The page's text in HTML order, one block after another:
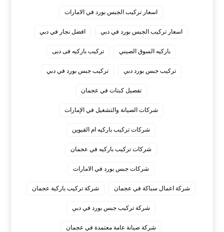
اسعار تركيب الجبس بورد في الامارات
اسعار تركيب الجبس بورد في دبي افضل نجار في دبي
باركيه السوق الصيني تركيب باركيه فى دبى
تركيب جبس بورد دبي تركيب جبس بورد في دبي
تفصيل كبتات في عجمان
شركات الصيانة والتشغيل في الإمارات
شركات تركيب باركيه ام القيوين
شركات تركيب باركيه في عجمان
شركات جبس بورد في الامارات
شركة اعمال سباكة في عجمان شركة تركيب باركية عجمان
شركة تركيب جبس بورد في دبي
شركة صيانة عامة معتمدة في عجمان